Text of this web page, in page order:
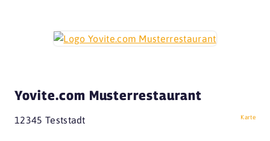
Yovite.com Musterrestaurant
12345 Teststadt Karte